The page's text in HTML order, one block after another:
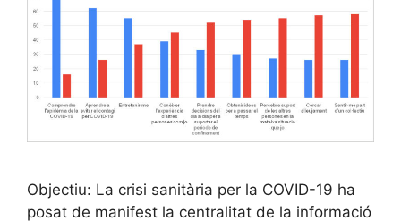
Objectiu: La crisi sanitària per la COVID-19 ha
posat de manifest la centralitat de la informació